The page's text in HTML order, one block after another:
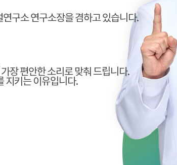
구소 연구소장을 겸하고 있습니다.
장 편안한 소리로 맞춰 드립니다.
지키는 이유입니다.